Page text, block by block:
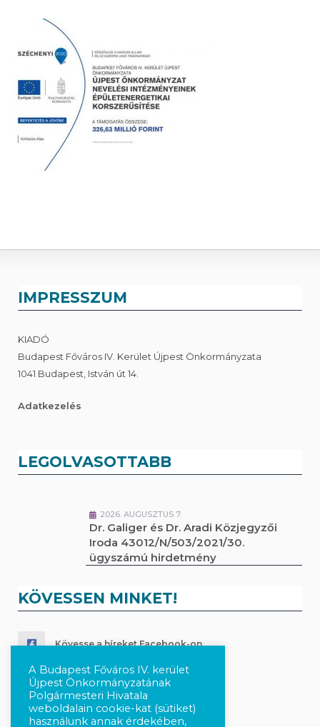
IMPRESSZUM
KIADÓ
Budapest Főváros IV. Kerület Újpest Önkormányzata
1041 Budapest, István út 14.
Adatkezelés
LEGOLVASOTTABB
2026. AUGUSZTUS 7.
Dr. Galiger és Dr. Aradi Közjegyzői
Iroda 43012/N/503/2021/30.
ügyszámú hirdetmény
KÖVESSEN MINKET!
Kövesse a híreket Facebook-on
Követés Instagram-on
A Budapest Főváros IV. kerület
Újpest Önkormányzatának
Polgármesteri Hivatala
weboldalain cookie-kat (sütiket)
használunk annak érdekében,